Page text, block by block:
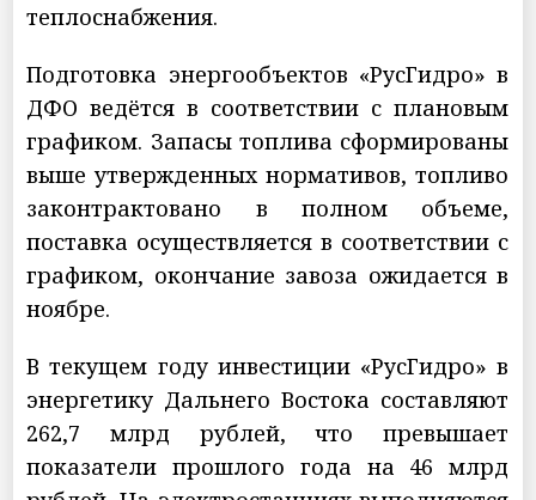
теплоснабжения.
Подготовка энергообъектов «РусГидро» в
ДФО ведётся в соответствии с плановым
графиком. Запасы топлива сформированы
выше утвержденных нормативов, топливо
законтрактовано в полном объеме,
поставка осуществляется в соответствии с
графиком, окончание завоза ожидается в
ноябре.
В текущем году инвестиции «РусГидро» в
энергетику Дальнего Востока составляют
262,7 млрд рублей, что превышает
показатели прошлого года на 46 млрд